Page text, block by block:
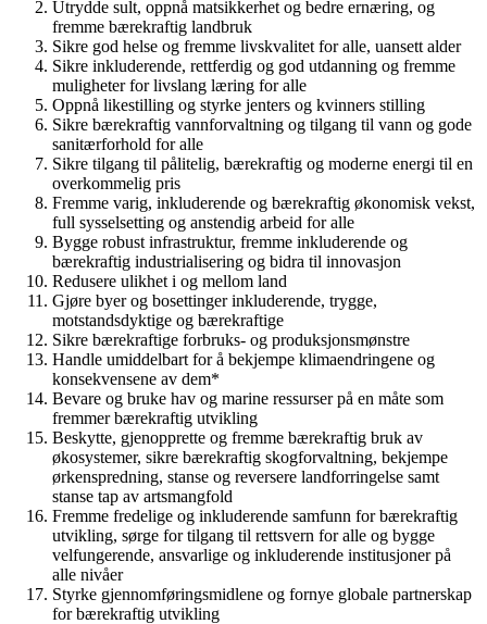
Utrydde sult, oppnå matsikkerhet og bedre ernæring, og
fremme bærekraftig landbruk
Sikre god helse og fremme livskvalitet for alle, uansett alder
Sikre inkluderende, rettferdig og god utdanning og fremme
muligheter for livslang læring for alle
Oppnå likestilling og styrke jenters og kvinners stilling
Sikre bærekraftig vannforvaltning og tilgang til vann og gode
sanitærforhold for alle
Sikre tilgang til pålitelig, bærekraftig og moderne energi til en
overkommelig pris
Fremme varig, inkluderende og bærekraftig økonomisk vekst,
full sysselsetting og anstendig arbeid for alle
Bygge robust infrastruktur, fremme inkluderende og
bærekraftig industrialisering og bidra til innovasjon
Redusere ulikhet i og mellom land
Gjøre byer og bosettinger inkluderende, trygge,
motstandsdyktige og bærekraftige
Sikre bærekraftige forbruks- og produksjonsmønstre
Handle umiddelbart for å bekjempe klimaendringene og
konsekvensene av dem*
Bevare og bruke hav og marine ressurser på en måte som
fremmer bærekraftig utvikling
Beskytte, gjenopprette og fremme bærekraftig bruk av
økosystemer, sikre bærekraftig skogforvaltning, bekjempe
ørkenspredning, stanse og reversere landforringelse samt
stanse tap av artsmangfold
Fremme fredelige og inkluderende samfunn for bærekraftig
utvikling, sørge for tilgang til rettsvern for alle og bygge
velfungerende, ansvarlige og inkluderende institusjoner på
alle nivåer
Styrke gjennomføringsmidlene og fornye globale partnerskap
for bærekraftig utvikling